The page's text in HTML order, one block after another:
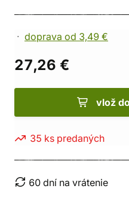
doprava od 3,49 €
27,26 €
vlož
35 ks predaných
60 dní na vrátenie